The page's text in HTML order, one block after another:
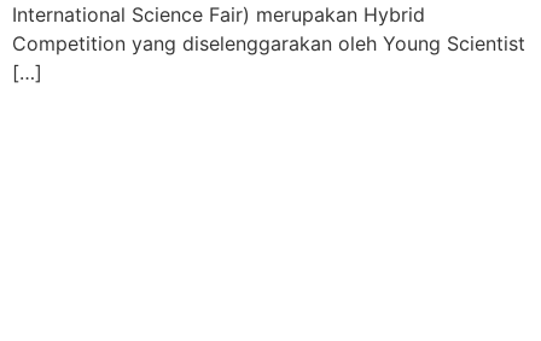
International Science Fair) merupakan Hybrid
Competition yang diselenggarakan oleh Young Scientist
[…]